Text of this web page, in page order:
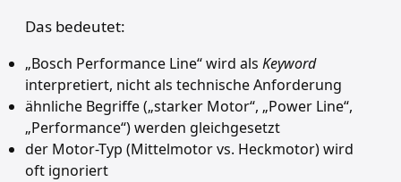
Das bedeutet:
„Bosch Performance Line“ wird als Keyword
interpretiert, nicht als technische Anforderung
ähnliche Begriffe („starker Motor“, „Power Line“,
„Performance“) werden gleichgesetzt
der Motor-Typ (Mittelmotor vs. Heckmotor) wird
oft ignoriert